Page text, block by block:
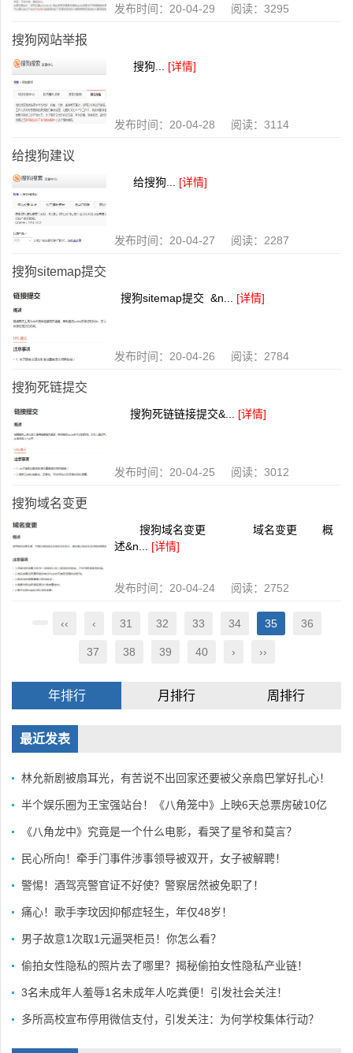
发布时间：20-04-29 阅读：3295
搜狗网站举报
搜狗... [详情]
发布时间：20-04-28 阅读：3114
给搜狗建议
给搜狗... [详情]
发布时间：20-04-27 阅读：2287
搜狗sitemap提交
搜狗sitemap提交 &n... [详情]
发布时间：20-04-26 阅读：2784
搜狗死链提交
搜狗死链链接提交&... [详情]
发布时间：20-04-25 阅读：3012
搜狗域名变更
搜狗域名变更 域名变更 概
述&n... [详情]
发布时间：20-04-24 阅读：2752
‹‹ ‹ 31 32 33 34 35 36
37 38 39 40 › ››
年排行 月排行 周排行
最近发表
林允新剧被扇耳光，有苦说不出回家还要被父亲扇巴掌好扎心！
半个娱乐圈为王宝强站台！《八角笼中》上映6天总票房破10亿
《八角龙中》究竟是一个什么电影，看哭了星爷和莫言？
民心所向！牵手门事件涉事领导被双开，女子被解聘！
警惕！酒驾亮警官证不好使？警察居然被免职了！
痛心！歌手李玟因抑郁症轻生，年仅48岁！
男子故意1次取1元逼哭柜员！你怎么看？
偷拍女性隐私的照片去了哪里？揭秘偷拍女性隐私产业链！
3名未成年人羞辱1名未成年人吃粪便！引发社会关注！
多所高校宣布停用微信支付，引发关注：为何学校集体行动？